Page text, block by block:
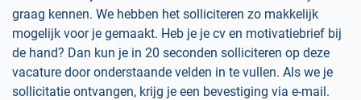
graag kennen. We hebben het solliciteren zo makkelijk
mogelijk voor je gemaakt. Heb je je cv en motivatiebrief bij
de hand? Dan kun je in 20 seconden solliciteren op deze
vacature door onderstaande velden in te vullen. Als we je
sollicitatie ontvangen, krijg je een bevestiging via e-mail.